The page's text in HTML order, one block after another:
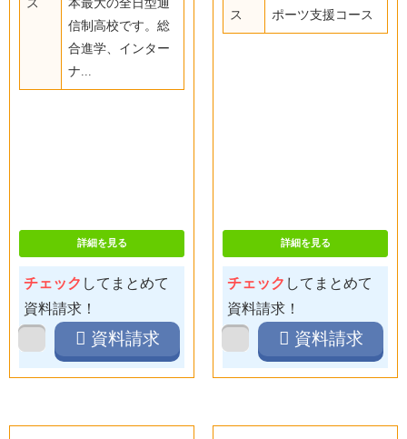
信制高校です。総
合進学、インター
ナ...
詳細を見る
チェック してまとめて
資料請求！
資料請求
ス ポーツ支援コース
詳細を見る
チェック してまとめて
資料請求！
資料請求